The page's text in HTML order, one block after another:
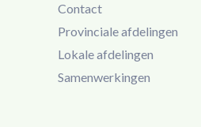
Contact
Provinciale afdelingen
Lokale afdelingen
Samenwerkingen